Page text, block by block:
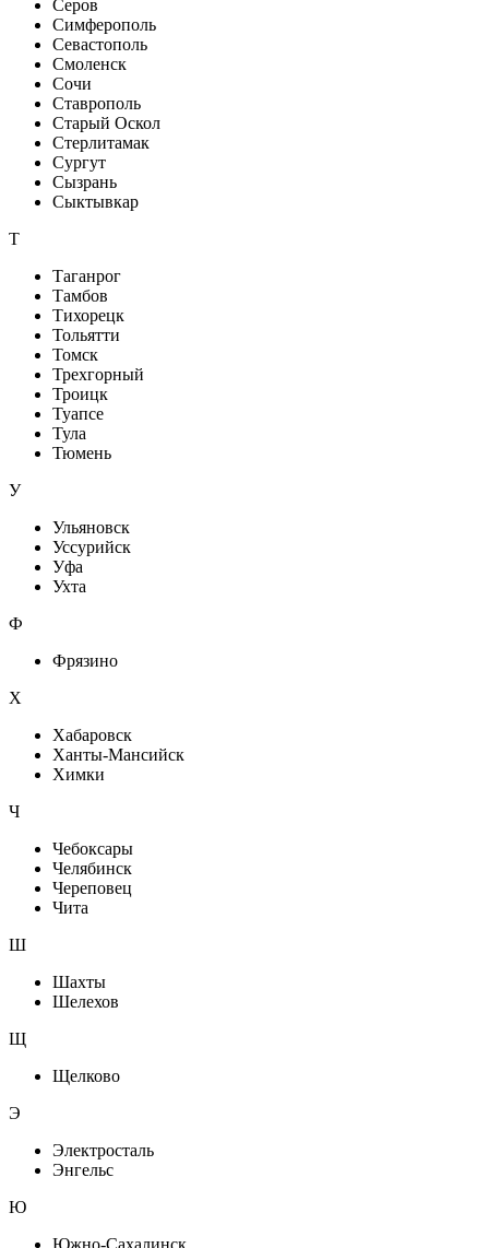
Серов
Симферополь
Севастополь
Смоленск
Сочи
Ставрополь
Старый Оскол
Стерлитамак
Сургут
Сызрань
Сыктывкар
Т
Таганрог
Тамбов
Тихорецк
Тольятти
Томск
Трехгорный
Троицк
Туапсе
Тула
Тюмень
У
Ульяновск
Уссурийск
Уфа
Ухта
Ф
Фрязино
Х
Хабаровск
Ханты-Мансийск
Химки
Ч
Чебоксары
Челябинск
Череповец
Чита
Ш
Шахты
Шелехов
Щ
Щелково
Э
Электросталь
Энгельс
Ю
Южно-Сахалинск